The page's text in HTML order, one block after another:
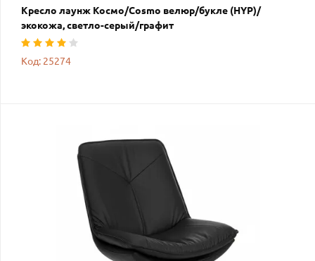
Кресло лаунж Космо/Cosmo велюр/букле (HYP)/
экокожа, светло-серый/графит
Код: 25274